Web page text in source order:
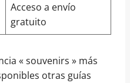
Acceso a envío
gratuito
« souvenirs » más
otras guías